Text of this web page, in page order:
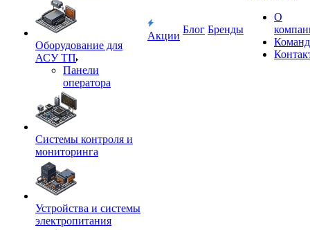
Оборудование для
АСУ ТП
Панели
оператора
Системы контроля и
мониторинга
Устройства и системы
электропитания
Акции
Блог Бренды
О